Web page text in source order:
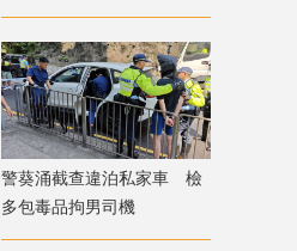
給體育活動
警葵涌截查違泊私家車 檢
多包毒品拘男司機